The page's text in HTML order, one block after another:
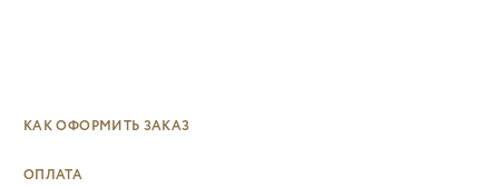
КАК ОФОРМИТЬ ЗАКАЗ
ОПЛАТА